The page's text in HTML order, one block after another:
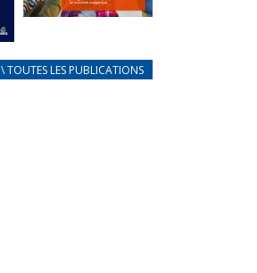
au coeur de
nos actions
\ TOUTES LES PUBLICATIONS